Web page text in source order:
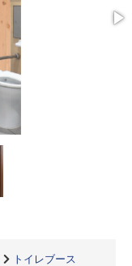
トイレブース